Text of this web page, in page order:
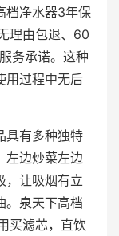
档净水器3年保
理由包退、60
务承诺。这种
用过程中无后
具有多种独特
左边炒菜左边
，让吸烟有立
。泉天下高档
买滤芯，直饮